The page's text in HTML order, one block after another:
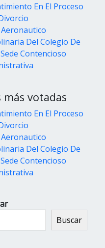
En El Proceso
Del Colegio De
Contencioso
votadas
En El Proceso
Del Colegio De
Contencioso
Buscar